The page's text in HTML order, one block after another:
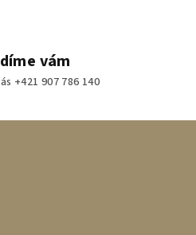
vám
+421 907 786 140